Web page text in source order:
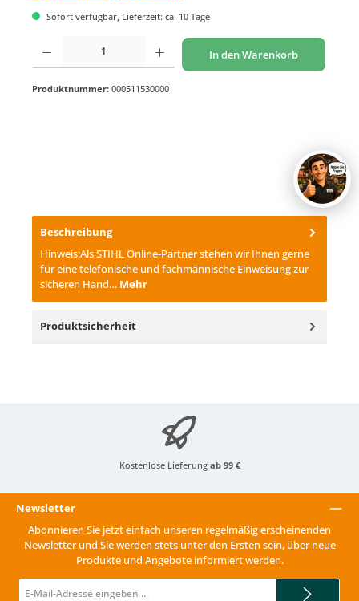
Sofort verfügbar, Lieferzeit: ca. 10 Tage
Produkt Anzahl: Gib den gewünschten Wert ein oder benutze die Schaltflächen um
In den Warenkorb
Produktnummer: 000511530000
Beschreibung
Hinweis:Als STIHL Online-Partner stehen wir Ihnen gerne
für eine telefonische und fachmännische Einweisung zur
sicheren Hand… Mehr
Produktsicherheit
Kostenlose Lieferung ab 99 €
Newsletter
Abonnieren Sie jetzt einfach unseren regelmäßig erscheinenden
Newsletter und Sie werden stets unter den Ersten sein, über neue
Produkte und Angebote informiert werden.
Mail-